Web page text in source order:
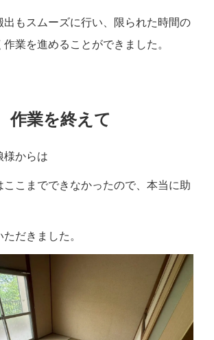
出もスムーズに行い、限られた時間の
業を進めることができました。
作業を終えて
様からは
ここまでできなかったので、本当に助
だきました。